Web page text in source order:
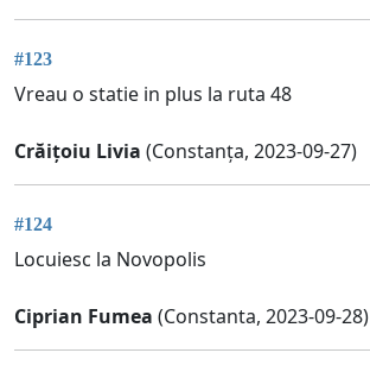
#123
Vreau o statie in plus la ruta 48
Crăițoiu Livia (Constanța, 2023-09-27)
#124
Locuiesc la Novopolis
Ciprian Fumea (Constanta, 2023-09-28)